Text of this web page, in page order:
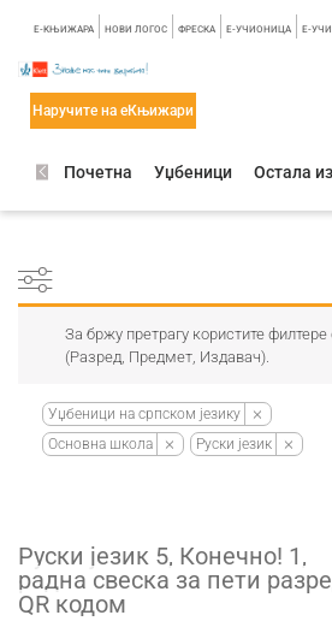
E-КЊИЖАРА НОВИ ЛОГОС ФРЕСКА E-УЧИОНИЦА E-УЧИ
Наручите на еКњижари
Почетна Уџбеници Остала
За бржу претрагу користите
(Разред, Предмет, Издавач).
Уџбеници на српском језику
Основна школа
Руски језик
Руски језик 5, Конечно! 1,
радна свеска зa пети
QR кодом